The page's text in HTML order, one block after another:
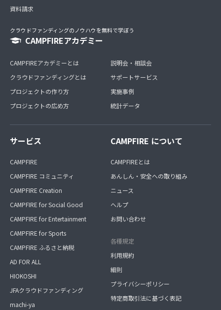
資料請求
クラウドファンディングのノウハウを無料で学ぼう
CAMPFIREアカデミー
CAMPFIREアカデミーとは
クラウドファンディングとは
プロジェクトの作り方
プロジェクトの広め方
説明会・相談会
サポートサービス
実施事例
統計データ
サービス
CAMPFIRE
CAMPFIRE コミュニティ
CAMPFIRE Creation
CAMPFIRE for Social Good
CAMPFIRE for Entertainment
CAMPFIRE for Sports
CAMPFIRE ふるさと納税
AD FOR ALL
HIOKOSHI
JFAクラウドファンディング
machi-ya
CAMPFIRE について
CAMPFIREとは
あんしん・安全への取り組み
ニュース
ヘルプ
お問い合わせ
各種規定
利用規約
細則
プライバシーポリシー
特定商取引法に基づく表記